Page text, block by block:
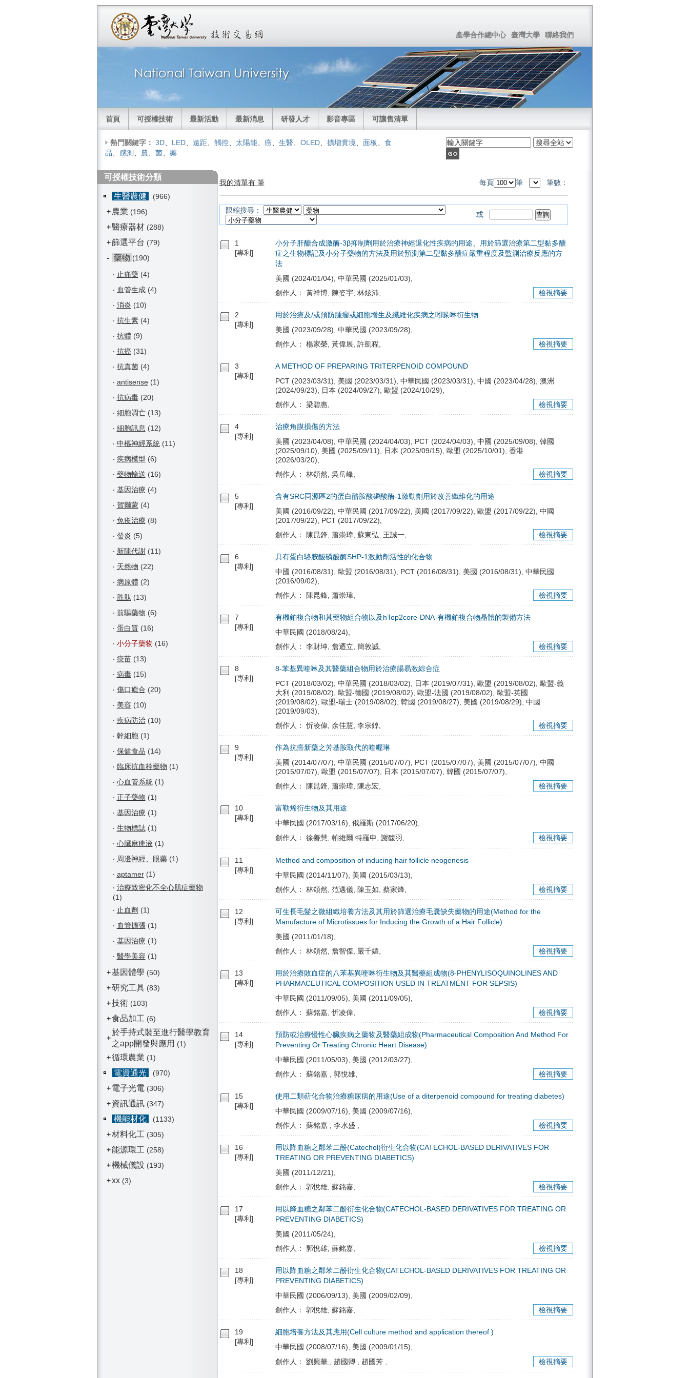
產學合作總中心 臺灣大學 聯絡我們
首頁 可授權技術 最新活動 最新消息 研發人才 影音專區 可讓售清單
熱門關鍵字： 3D、 LED、 遠距、 觸控、 太陽能、 癌、 生醫、 OLED、 擴增實境、 面板、 食
品、 感測 、 農、 菌、 藥
可授權技術分類
生醫農健
(966)
+ 農業 (196)
+醫療器材 (288)
+篩選平台 (79)
- 藥物 (190)
‧ 止痛藥(4)
‧ 血管生成(4)
‧ 消炎 (10)
‧ 抗生素(4)
‧ 抗體 (9)
‧ 抗癌 (31)
‧ 抗真菌(4)
‧ antisense(1)
‧ 抗病毒(20)
‧ 細胞凋亡(13)
‧ 細胞訊息 (12)
‧ 中樞神經系統(11)
‧ 疾病模型 (6)
‧ 藥物輸送 (16)
‧ 基因治療 (4)
‧ 賀爾蒙(4)
‧ 免疫治療 (8)
‧ 發炎 (5)
‧ 新陳代謝(11)
‧ 天然物 (22)
‧ 病原體 (2)
‧ 胜肽(13)
‧ 前驅藥物 (6)
‧ 蛋白質(16)
‧ 小分子藥物 (16)
‧ 疫苗(13)
‧ 病毒(15)
‧ 傷口癒合 (20)
‧ 美容 (10)
‧ 疾病防治(10)
‧ 幹細胞(1)
‧ 保健食品 (14)
‧ 臨床抗血栓藥物 (1)
‧ 心血管系統(1)
‧ 正子藥物 (1)
‧ 基因治療 (1)
‧ 生物標誌(1)
‧ 心臟麻痺液 (1)
‧ 周邊神經、眼藥(1)
‧ aptamer(1)
‧ 治療致密化不全心肌症藥物
(1)
‧ 止血劑 (1)
‧ 血管擴張(1)
‧ 基因治療 (1)
‧ 醫學美容 (1)
+基因體學 (50)
+研究工具(83)
+技術(103)
+食品加工 (6)
+
於手持式裝至進行醫學教育
之app開發與應用 (1)
+循環農業 (1)
電資通光
(970)
+ 電子光電 (306)
+ 資訊通訊(347)
機能材化
(1133)
+材料化工 (305)
+能源環工 (258)
+機械儀設 (193)
+xx(3)
我的清單有 筆 每頁 筆 筆數：
限縮搜尋： 或
1
[專利]
小分子肝醣合成激酶-3β抑制劑用於治療神經退化性疾病的用途、用於篩選治療第二型黏多醣
症之生物標記及小分子藥物的方法及用於預測第二型黏多醣症嚴重程度及監測治療反應的方
法
美國 (2024/01/04), 中華民國 (2025/01/03),
創作人： 黃祥博, 陳姿宇, 林炫沛,
檢視摘要
2
[專利]
用於治療及/或預防腫瘤或細胞增生及纖維化疾病之吲哚啉衍生物
美國 (2023/09/28), 中華民國 (2023/09/28),
創作人： 楊家榮, 黃偉展, 許凱程,
檢視摘要
3
[專利]
A METHOD OF PREPARING TRITERPENOID COMPOUND
PCT (2023/03/31), 美國 (2023/03/31), 中華民國 (2023/03/31), 中國 (2023/04/28), 澳洲
(2024/09/23), 日本 (2024/09/27), 歐盟 (2024/10/29),
創作人： 梁碧惠,
檢視摘要
4
[專利]
治療角膜損傷的方法
美國 (2023/04/08), 中華民國 (2024/04/03), PCT (2024/04/03), 中國 (2025/09/08), 韓國
(2025/09/10), 美國 (2025/09/11), 日本 (2025/09/15), 歐盟 (2025/10/01), 香港
(2026/03/20),
創作人： 林頌然, 吳岳峰,
檢視摘要
5
[專利]
含有SRC同源區2的蛋白酪胺酸磷酸酶-1激動劑用於改善纖維化的用途
美國 (2016/09/22), 中華民國 (2017/09/22), 美國 (2017/09/22), 歐盟 (2017/09/22), 中國
(2017/09/22), PCT (2017/09/22),
創作人： 陳昆鋒, 蕭崇瑋, 蘇東弘, 王誠一,
檢視摘要
6
[專利]
具有蛋白駱胺酸磷酸酶SHP-1激動劑活性的化合物
中國 (2016/08/31), 歐盟 (2016/08/31), PCT (2016/08/31), 美國 (2016/08/31), 中華民國
(2016/09/02),
創作人： 陳昆鋒, 蕭崇瑋,
檢視摘要
7
[專利]
有機鉑複合物和其藥物組合物以及hTop2core-DNA-有機鉑複合物晶體的製備方法
中華民國 (2018/08/24),
創作人： 李財坤, 詹迺立, 簡敦誠,
檢視摘要
8
[專利]
8-苯基異喹啉及其醫藥組合物用於治療腸易激綜合症
PCT (2018/03/02), 中華民國 (2018/03/02), 日本 (2019/07/31), 歐盟 (2019/08/02), 歐盟-義
大利 (2019/08/02), 歐盟-德國 (2019/08/02), 歐盟-法國 (2019/08/02), 歐盟-英國
(2019/08/02), 歐盟-瑞士 (2019/08/02), 韓國 (2019/08/27), 美國 (2019/08/29), 中國
(2019/09/03),
創作人： 忻凌偉, 余佳慧, 李宗錞,
檢視摘要
9
[專利]
作為抗癌新藥之芳基胺取代的喹喔琳
美國 (2014/07/07), 中華民國 (2015/07/07), PCT (2015/07/07), 美國 (2015/07/07), 中國
(2015/07/07), 歐盟 (2015/07/07), 日本 (2015/07/07), 韓國 (2015/07/07),
創作人： 陳昆鋒, 蕭崇瑋, 陳志宏,
檢視摘要
10
[專利]
富勒烯衍生物及其用途
中華民國 (2017/03/16), 俄羅斯 (2017/06/20),
創作人： 徐善慧, 帕維爾.特羅申, 謝馥羽, 檢視摘要
11
[專利]
Method and composition of inducing hair follicle neogenesis
中華民國 (2014/11/07), 美國 (2015/03/13),
創作人： 林頌然, 范邁儀, 陳玉如, 蔡家烽,
檢視摘要
12
[專利]
可生長毛髮之微組織培養方法及其用於篩選治療毛囊缺失藥物的用途(Method for the
Manufacture of Microtissues for Inducing the Growth of a Hair Follicle)
美國 (2011/01/18),
創作人： 林頌然, 詹智傑, 嚴千媚,
檢視摘要
13
[專利]
用於治療敗血症的八苯基異喹啉衍生物及其醫藥組成物(8-PHENYLISOQUINOLINES AND
PHARMACEUTICAL COMPOSITION USED IN TREATMENT FOR SEPSIS)
中華民國 (2011/09/05), 美國 (2011/09/05),
創作人： 蘇銘嘉, 忻凌偉,
檢視摘要
14
[專利]
預防或治療慢性心臟疾病之藥物及醫藥組成物(Pharmaceutical Composition And Method For
Preventing Or Treating Chronic Heart Disease)
中華民國 (2011/05/03), 美國 (2012/03/27),
創作人： 蘇銘嘉 , 郭悅雄,
檢視摘要
15
[專利]
使用二類萜化合物治療糖尿病的用途(Use of a diterpenoid compound for treating diabetes)
中華民國 (2009/07/16), 美國 (2009/07/16),
創作人： 蘇銘嘉 , 李水盛 ,
檢視摘要
16
[專利]
用以降血糖之鄰苯二酚(Catechol)衍生化合物(CATECHOL-BASED DERIVATIVES FOR
TREATING OR PREVENTING DIABETICS)
美國 (2011/12/21),
創作人： 郭悅雄, 蘇銘嘉,
檢視摘要
17
[專利]
用以降血糖之鄰苯二酚衍生化合物(CATECHOL-BASED DERIVATIVES FOR TREATING OR
PREVENTING DIABETICS)
美國 (2011/05/24),
創作人： 郭悅雄, 蘇銘嘉,
檢視摘要
18
[專利]
用以降血糖之鄰苯二酚衍生化合物(CATECHOL-BASED DERIVATIVES FOR TREATING OR
PREVENTING DIABETICS)
中華民國 (2006/09/13), 美國 (2009/02/09),
創作人： 郭悅雄, 蘇銘嘉,
檢視摘要
19
[專利]
細胞培養方法及其應用(Cell culture method and application thereof )
中華民國 (2008/07/16), 美國 (2009/01/15),
創作人： 劉興華 , 趙國卿 , 趙國芳 , 檢視摘要